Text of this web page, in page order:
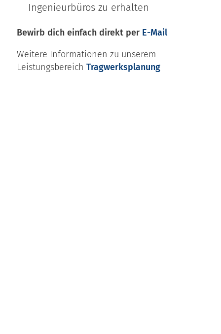
Ingenieurbüros zu erhalten
Bewirb dich einfach direkt per E-Mail
Weitere Informationen zu unserem
LeistungsbereichTragwerksplanung